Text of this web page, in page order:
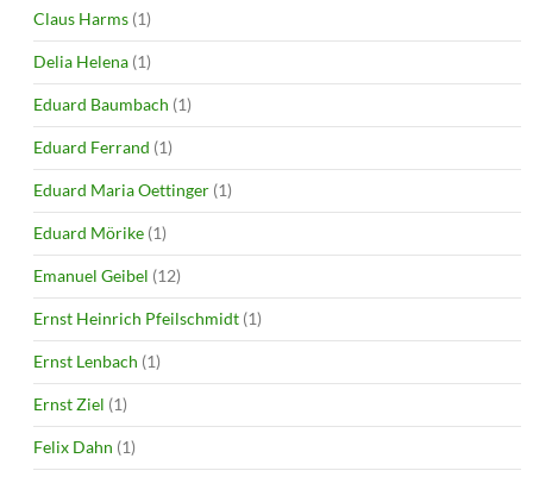
Claus Harms (1)
Delia Helena (1)
Eduard Baumbach (1)
Eduard Ferrand (1)
Eduard Maria Oettinger (1)
Eduard Mörike (1)
Emanuel Geibel (12)
Ernst Heinrich Pfeilschmidt (1)
Ernst Lenbach (1)
Ernst Ziel (1)
Felix Dahn (1)